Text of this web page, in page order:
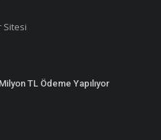
Sitesi
TL Ödeme Yapılıyor